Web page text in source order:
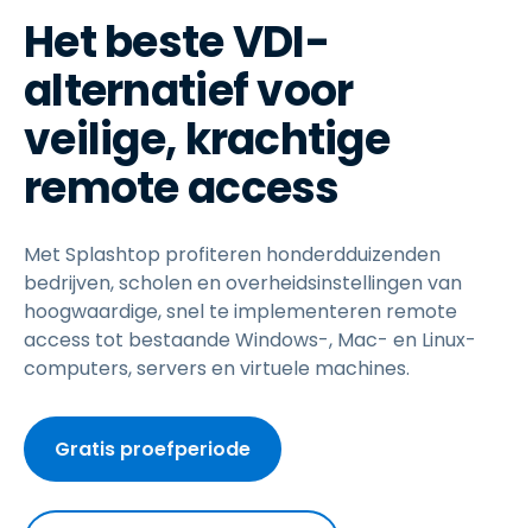
Het beste VDI-
alternatief voor
veilige, krachtige
remote access
Met Splashtop profiteren honderdduizenden
bedrijven, scholen en overheidsinstellingen van
hoogwaardige, snel te implementeren remote
access tot bestaande Windows-, Mac- en Linux-
computers, servers en virtuele machines.
Gratis proefperiode